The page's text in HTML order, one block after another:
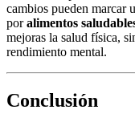
cambios pueden marcar
poralimentos
mejoras la salud física,
rendimiento mental.
Conclusión